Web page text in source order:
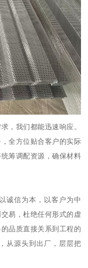
，我们都能迅速响应。
全方位贴合客户的实际
筹调配资源，确保材料
诚信为本，以客户为中
易，杜绝任何形式的虚
品质直接关系到工程的
从源头到出厂，层层把